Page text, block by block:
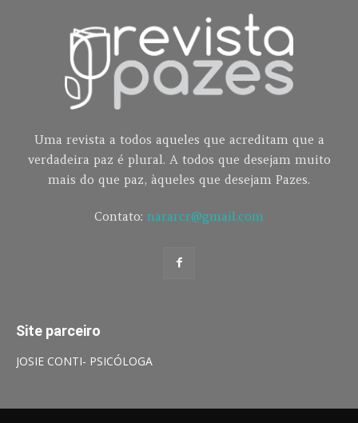
Uma revista a todos aqueles que acreditam que a
verdadeira paz é plural. A todos que desejam muito
mais do que paz, àqueles que desejam Pazes.
Contato: nararcr@gmail.com
Site parceiro
JOSIE CONTI- PSICÓLOGA